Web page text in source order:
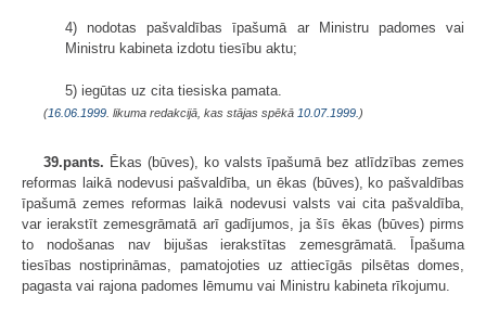
4) nodotas pašvaldības īpašumā ar Ministru padomes vai
Ministru kabineta izdotu tiesību aktu;
5) iegūtas uz cita tiesiska pamata.
(16.06.1999 . likuma redakcijā, kas stājas spēkā 10.07.1999. )
39.pants. Ēkas (būves), ko valsts īpašumā bez atlīdzības zemes
reformas laikā nodevusi pašvaldība, un ēkas (būves), ko pašvaldības
īpašumā zemes reformas laikā nodevusi valsts vai cita pašvaldība,
var ierakstīt zemesgrāmatā arī gadījumos, ja šīs ēkas (būves) pirms
to nodošanas nav bijušas ierakstītas zemesgrāmatā. Īpašuma
tiesības nostiprināmas, pamatojoties uz attiecīgās pilsētas domes,
pagasta vai rajona padomes lēmumu vai Ministru kabineta rīkojumu.